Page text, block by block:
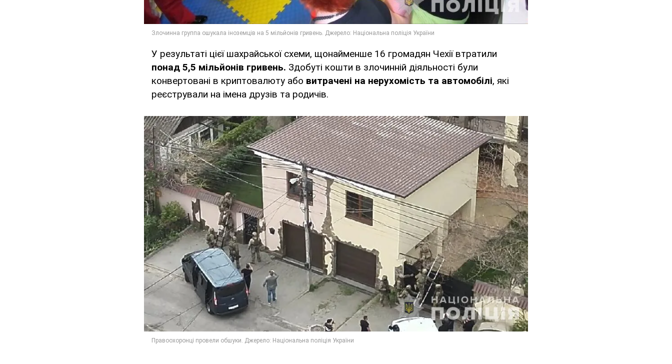
У результаті цієї шахрайської схеми, щонайменше 16 громадян Чехії втратили
понад 5,5 мільйонів гривень. Здобуті кошти в злочинній діяльності були
конвертовані в криптовалюту або витрачені на нерухомість та автомобілі, які
реєстрували на імена друзів та родичів.